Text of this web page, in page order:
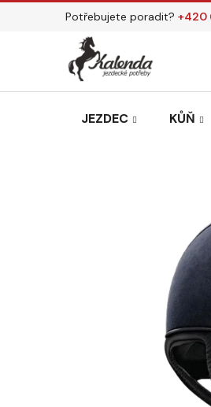
Přejít
Potřebujete poradit? +420
JEZDEC KŮŇ